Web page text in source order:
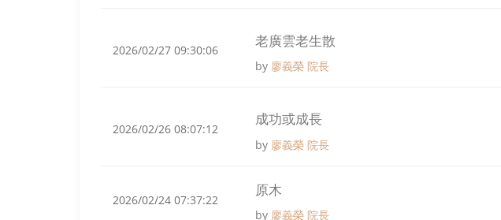
2026/02/27 09:30:06
老廣雲老生散
by 廖義榮 院長
2026/02/26 08:07:12
成功或成長
by 廖義榮 院長
2026/02/24 07:37:22
原木
by 廖義榮 院長